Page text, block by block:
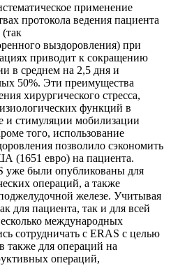
применение
протокола ведения пациента
выздоровления) при
приводит к сокращению
в среднем на 2,5 дня и
50%. Эти преимущества
хирургического стресса,
функций в
и стимуляции мобилизации
того, использование
позволило сэкономить
(1651 евро) на пациента.
уже были опубликованы для
операций, а также
железе. Учитывая
для пациента, так и для всей
международных
сотрудничать с ERAS с целью
также для операций на
операций,